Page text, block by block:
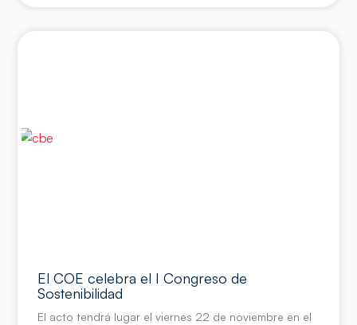
El COE celebra el I Congreso de
Sostenibilidad
El acto tendrá lugar el viernes 22 de noviembre en el